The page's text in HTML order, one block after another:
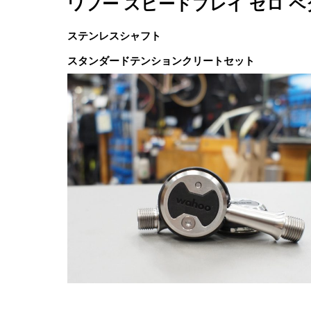
ワフー スピードプレイ ゼロ ペ
ステンレスシャフト
スタンダードテンションクリートセット